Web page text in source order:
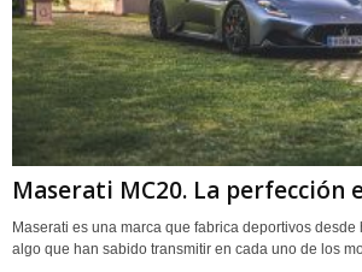
Maserati MC20. La perfección
Maserati es una marca que fabrica deportivos desde
algo que han sabido transmitir en cada uno de los